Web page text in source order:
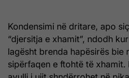
Kondensimi në dritare, apo
“djersitja e xhamit”, ndodh
lagësht brenda hapësirës bie
sipërfaqen e ftohtë të xhamit.